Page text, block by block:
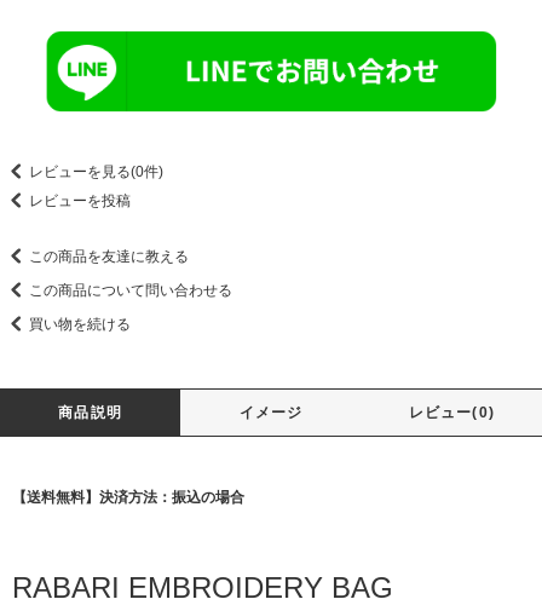
レビューを見る(0件)
レビューを投稿
この商品を友達に教える
この商品について問い合わせる
買い物を続ける
商品説明 イメージ レビュー(0)
【送料無料】決済方法：振込の場合
RABARI EMBROIDERY BAG